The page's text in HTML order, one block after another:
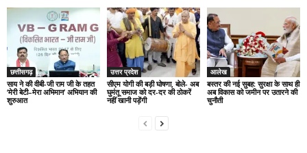
छत्तीसगढ़
साय ने की वीबी-जी राम जी के तहत
‘मेरी बेटी–मेरा अभिमान’ अभियान की
शुरुआत
उत्तर प्रदेश
सीएम योगी की बड़ी घोषणा, बोले- अब
घुमंतू समाज को दर-दर की ठोकरें
नहीं खानी पड़ेंगी
आलेख
बस्तर की नई सुबह: सुरक्षा के साथ ही
अब विकास को जमीन पर उतारने की
चुनौती